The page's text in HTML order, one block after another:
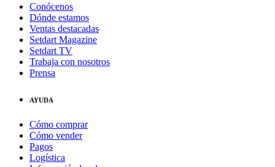
Conócenos
Dónde estamos
Ventas destacadas
Setdart Magazine
Setdart TV
Trabaja con nosotros
Prensa
AYUDA
Cómo comprar
Cómo vender
Pagos
Logística